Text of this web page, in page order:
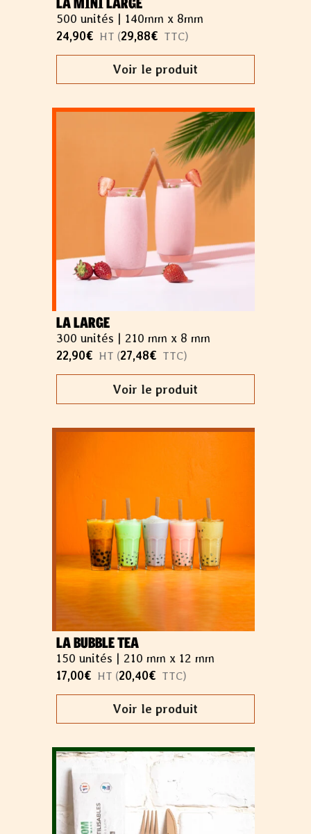
500 unités | 140mm x 8mm
24,90€ HT (29,88€ TTC)
Voir le produit
LA LARGE
300 unités | 210 mm x 8 mm
22,90€ HT (27,48€ TTC)
Voir le produit
LA BUBBLE TEA
150 unités | 210 mm x 12 mm
17,00€ HT (20,40€ TTC)
Voir le produit